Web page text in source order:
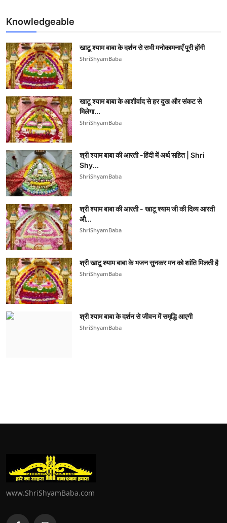
Knowledgeable
खाटू श्याम बाबा के दर्शन से सभी मनोकामनाएँ पूरी होंगी
ShriShyamBaba
खाटू श्याम बाबा के आशीर्वाद से हर दुख और संकट से
मिलेगा...
ShriShyamBaba
श्री श्याम बाबा की आरती -हिंदी में अर्थ सहित | Shri
Shy...
ShriShyamBaba
श्री श्याम बाबा की आरती - खाटू श्याम जी की दिव्य आरती
औ...
ShriShyamBaba
श्री खाटू श्याम बाबा के भजन सुनकर मन को शांति मिलती है
ShriShyamBaba
श्री श्याम बाबा के दर्शन से जीवन में समृद्धि आएगी
ShriShyamBaba
www.ShriShyamBaba.com